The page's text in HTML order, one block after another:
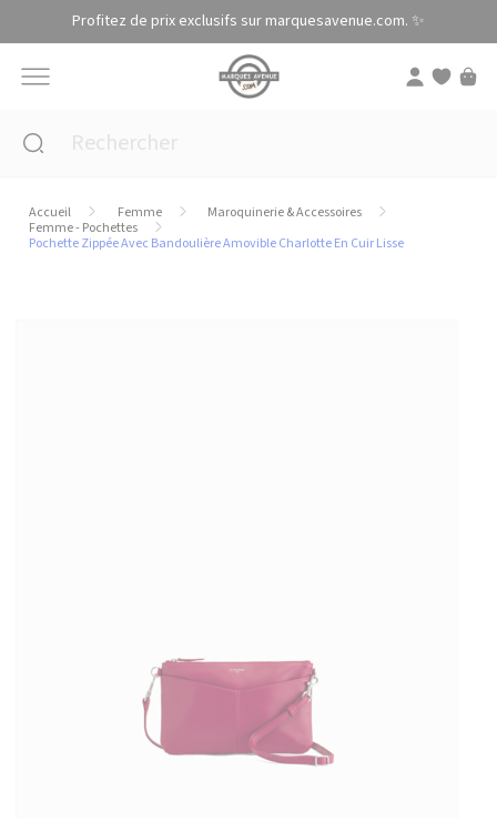
Profitez de prix exclusifs sur marquesavenue.com. ✨
Accueil Femme
Maroquinerie & Accessoires
Femme - Pochettes
Pochette Zippée Avec Bandoulière Amovible Charlotte En Cuir Lisse
Panneau de gestion des cookies